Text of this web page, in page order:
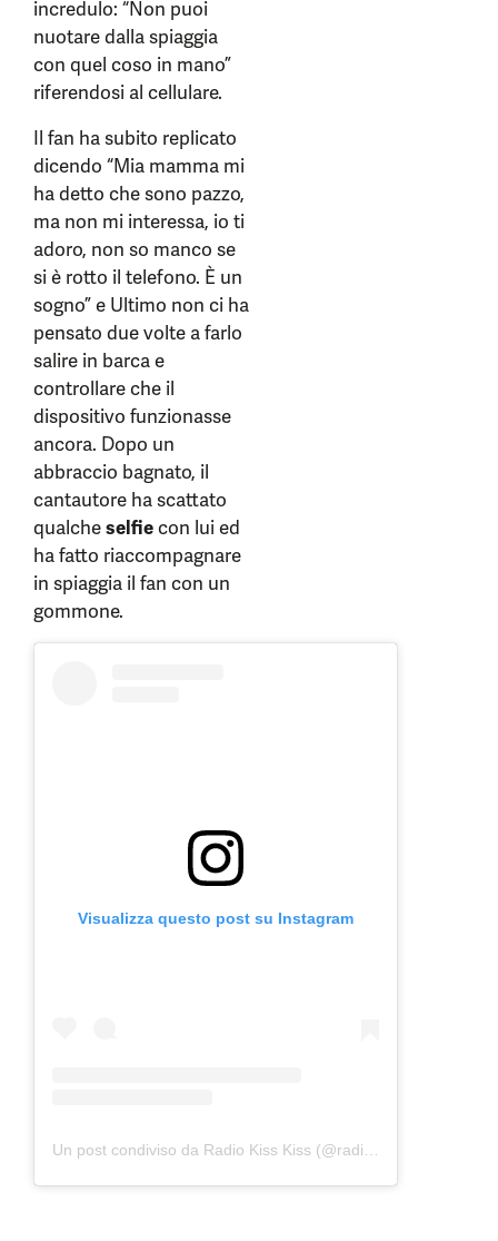
incredulo: “Non puoi
nuotare dalla spiaggia
con quel coso in mano”
riferendosi al cellulare.
Il fan ha subito replicato
dicendo “Mia mamma mi
ha detto che sono pazzo,
ma non mi interessa, io ti
adoro, non so manco se
si è rotto il telefono. È un
sogno” e Ultimo non ci ha
pensato due volte a farlo
salire in barca e
controllare che il
dispositivo funzionasse
ancora. Dopo un
abbraccio bagnato, il
cantautore ha scattato
qualcheselfiecon lui ed
ha fatto riaccompagnare
in spiaggia il fan con un
gommone.
Visualizza questo post su Instagram